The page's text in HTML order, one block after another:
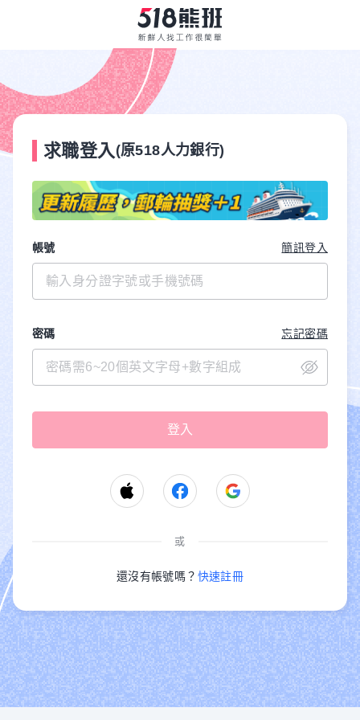
求職登入 (原518人力銀行)
帳號 簡訊登入
密碼 忘記密碼
或
還沒有帳號嗎？ 快速註冊